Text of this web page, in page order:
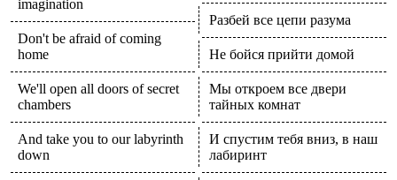
imagination
Don't be afraid of coming
home
We'll open all doors of secret
chambers
And take you to our labyrinth
down
Разбей все цепи разума
Не бойся прийти домой
Мы откроем все двери
тайных комнат
И спустим тебя вниз, в наш
лабиринт